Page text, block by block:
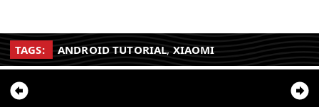
TAGS: ANDROID TUTORIAL, XIAOMI